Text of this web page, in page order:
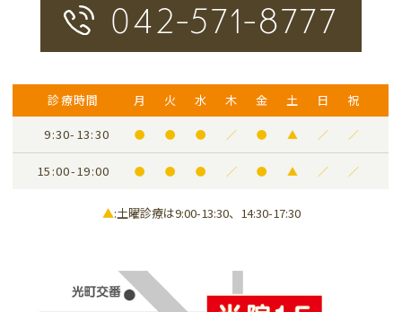
042-571-8777
診療時間 月 火 水 木 金 土 日
祝
9:30-13:30
● ● ● ／ ● ▲ ／ ／
15:00-19:00 ● ● ● ／ ● ▲ ／ ／
▲:土曜診療は9:00-13:30、14:30-17:30